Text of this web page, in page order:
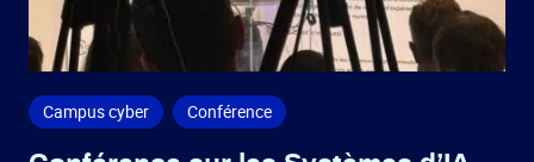
Campus cyber Conférence